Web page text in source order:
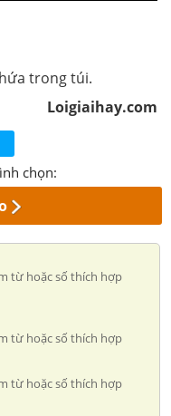
trong túi.
Loigiaihay.com
chọn:
từ hoặc số thích hợp
từ hoặc số thích hợp
từ hoặc số thích hợp